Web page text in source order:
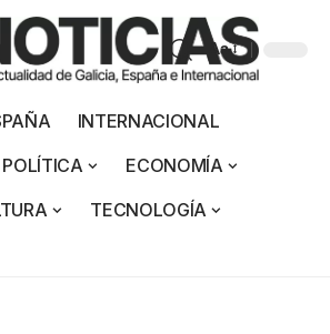
Aa
INTERNACIONAL
POLÍTICA
ECONOMÍA
TECNOLOGÍA